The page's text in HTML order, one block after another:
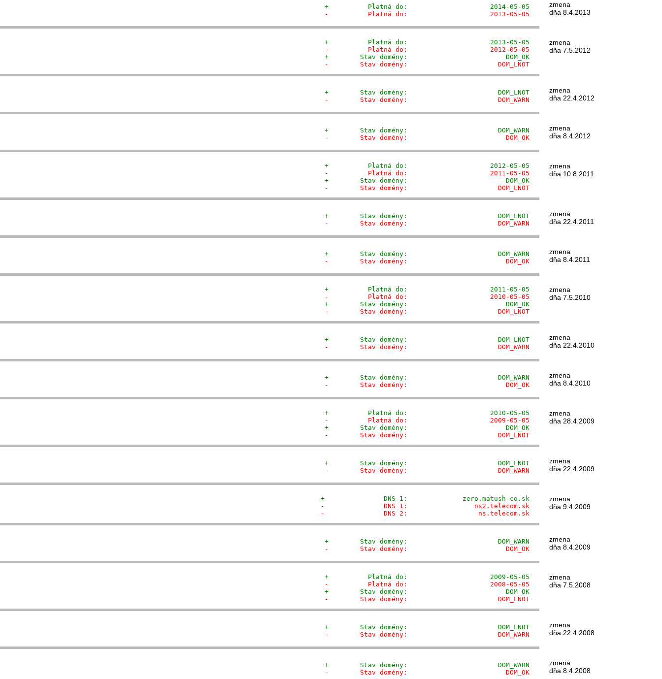
+          Platná do:                     2014-05-05
-          Platná do:                     2013-05-05
zmena
dňa 8.4.2013
+          Platná do:                     2013-05-05
-          Platná do:                     2012-05-05
+        Stav domény:                         DOM_OK
-        Stav domény:                       DOM_LNOT
zmena
dňa 7.5.2012
+        Stav domény:                       DOM_LNOT
-        Stav domény:                       DOM_WARN
zmena
dňa 22.4.2012
+        Stav domény:                       DOM_WARN
-        Stav domény:                         DOM_OK
zmena
dňa 8.4.2012
+          Platná do:                     2012-05-05
-          Platná do:                     2011-05-05
+        Stav domény:                         DOM_OK
-        Stav domény:                       DOM_LNOT
zmena
dňa 10.8.2011
+        Stav domény:                       DOM_LNOT
-        Stav domény:                       DOM_WARN
zmena
dňa 22.4.2011
+        Stav domény:                       DOM_WARN
-        Stav domény:                         DOM_OK
zmena
dňa 8.4.2011
+          Platná do:                     2011-05-05
-          Platná do:                     2010-05-05
+        Stav domény:                         DOM_OK
-        Stav domény:                       DOM_LNOT
zmena
dňa 7.5.2010
+        Stav domény:                       DOM_LNOT
-        Stav domény:                       DOM_WARN
zmena
dňa 22.4.2010
+        Stav domény:                       DOM_WARN
-        Stav domény:                         DOM_OK
zmena
dňa 8.4.2010
+          Platná do:                     2010-05-05
-          Platná do:                     2009-05-05
+        Stav domény:                         DOM_OK
-        Stav domény:                       DOM_LNOT
zmena
dňa 28.4.2009
+        Stav domény:                       DOM_LNOT
-        Stav domény:                       DOM_WARN
zmena
dňa 22.4.2009
+               DNS 1:              zero.matush-co.sk
-               DNS 1:                 ns2.telecom.sk
-               DNS 2:                  ns.telecom.sk
zmena
dňa 9.4.2009
+        Stav domény:                       DOM_WARN
-        Stav domény:                         DOM_OK
zmena
dňa 8.4.2009
+          Platná do:                     2009-05-05
-          Platná do:                     2008-05-05
+        Stav domény:                         DOM_OK
-        Stav domény:                       DOM_LNOT
zmena
dňa 7.5.2008
+        Stav domény:                       DOM_LNOT
-        Stav domény:                       DOM_WARN
zmena
dňa 22.4.2008
+        Stav domény:                       DOM_WARN
-        Stav domény:                         DOM_OK
zmena
dňa 8.4.2008